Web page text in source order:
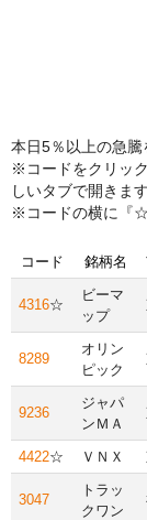
本日5％以上の急騰
※コードをクリッ
しいタブで開きます
※コードの横に『☆
コード 銘柄名
4316☆
ビーマ
ップ
8289
オリン
ピック
9236
ジャパ
ンＭＡ
4422☆ ＶＮＸ
3047
トラッ
クワン